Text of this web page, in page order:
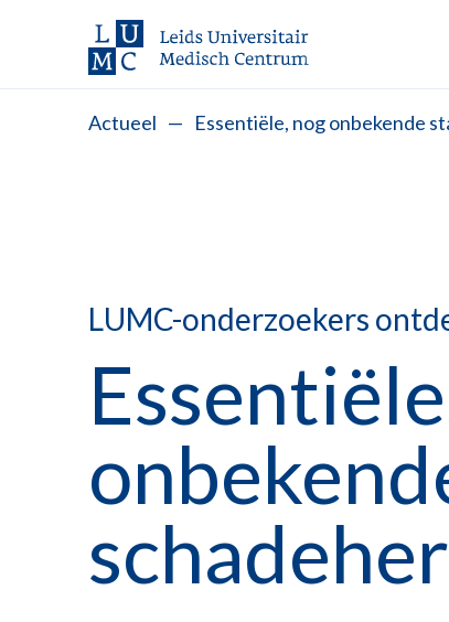
Actueel — Essentiële, nog onbekende
LUMC-onderzoekers